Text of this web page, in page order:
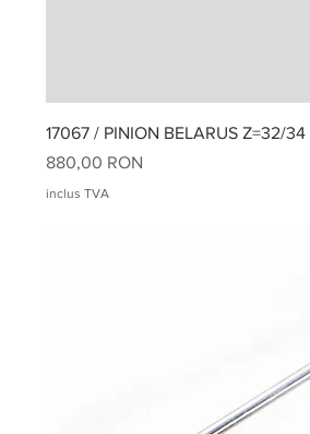
17067 / PINION BELARUS Z=32/34
Preț
880,00 RON
inclus TVA